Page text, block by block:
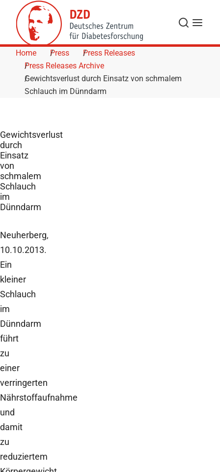
Skip to Content
Search
Menu
Home Press
Press Releases
Press Releases Archive
Gewichtsverlust durch Einsatz von schmalem
Schlauch im Dünndarm
Gewichtsverlust
durch
Einsatz
von
schmalem
Schlauch
im
Dünndarm
Neuherberg,
10.10.2013.
Ein
kleiner
Schlauch
im
Dünndarm
führt
zu
einer
verringerten
Nährstoffaufnahme
und
damit
zu
reduziertem